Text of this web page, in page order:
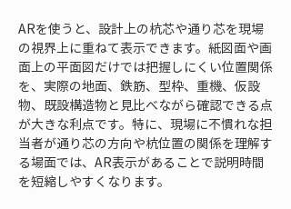
ARを使うと、設計上の杭芯や通り芯を現場
の視界上に重ねて表示できます。紙図面や画
面上の平面図だけでは把握しにくい位置関係
を、実際の地面、鉄筋、型枠、重機、仮設
物、既設構造物と見比べながら確認できる点
が大きな利点です。特に、現場に不慣れな担
当者が通り芯の方向や杭位置の関係を理解す
る場面では、AR表示があることで説明時間
を短縮しやすくなります。